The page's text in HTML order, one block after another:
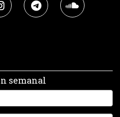
semanal